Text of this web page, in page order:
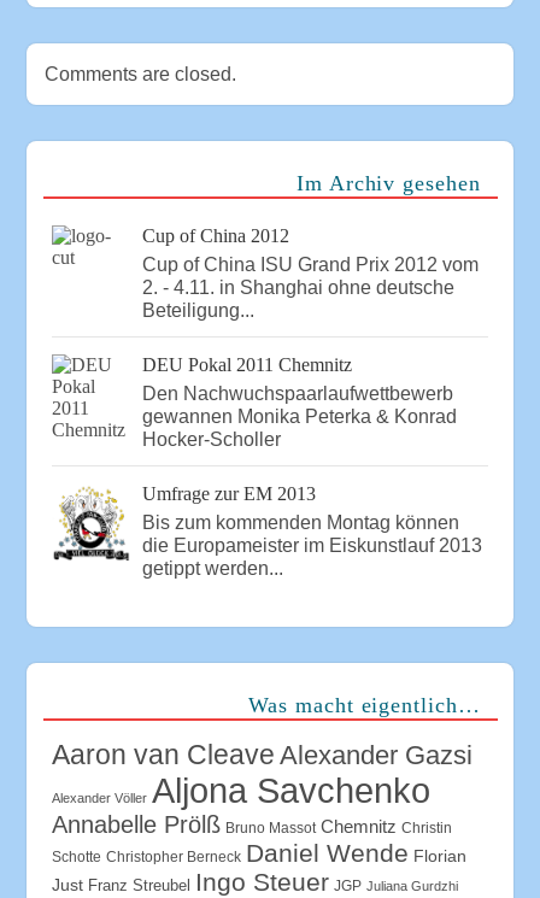
Comments are closed.
Im Archiv gesehen
Cup of China 2012
Cup of China ISU Grand Prix 2012 vom
2. - 4.11. in Shanghai ohne deutsche
Beteiligung...
DEU Pokal 2011 Chemnitz
Den Nachwuchspaarlaufwettbewerb
gewannen Monika Peterka & Konrad
Hocker-Scholler
Umfrage zur EM 2013
Bis zum kommenden Montag können
die Europameister im Eiskunstlauf 2013
getippt werden...
Was macht eigentlich…
Aaron van Cleave Alexander Gazsi
Alexander Völler Aljona Savchenko
Annabelle Prölß Bruno Massot Chemnitz Christin
Schotte Christopher Berneck Daniel Wende Florian
Just Franz Streubel Ingo Steuer JGP Juliana Gurdzhi